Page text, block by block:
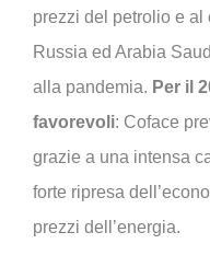
prezzi del petrolio e al
Russia ed Arabia
alla pandemia. Per il
favorevoli: Coface
grazie a una intensa
forte ripresa
prezzi dell’energia.